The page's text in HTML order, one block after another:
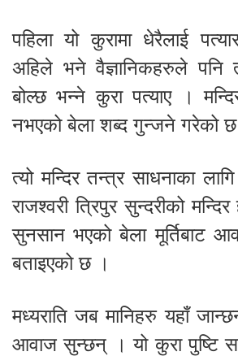
पहिला यो कुरामा धेरैलाई
अहिले भने वैज्ञानिकहरुले पनि
बोल्छ भन्ने कुरा पत्याए ।
नभएको बेला शब्द गुन्जने गरेको
त्यो मन्दिर तन्त्र साधनाका लागि
राजश्वरी त्रिपुर सुन्दरीको मन्दिर
सुनसान भएको बेला मूर्तिबाट
बताइएको छ ।
मध्यराति जब मानिहरु यहाँ
आवाज सुन्छन् । यो कुरा पुष्टि